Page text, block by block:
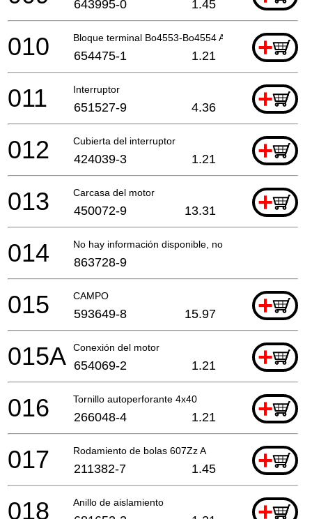
643995-0 1.45
Bloque terminal Bo4553-Bo4554 A +
010 654475-1 1.21
Interruptor +
011 651527-9 4.36
Cubierta del interruptor +
012 424039-3 1.21
Carcasa del motor +
013 450072-9 13.31
No hay información disponible, no se puede pedir
014 863728-9
CAMPO +
015 593649-8 15.97
Conexión del motor +
015A 654069-2 1.21
Tornillo autoperforante 4x40 +
016 266048-4 1.21
Rodamiento de bolas 607Zz A +
017 211382-7 1.45
Anillo de aislamiento +
018